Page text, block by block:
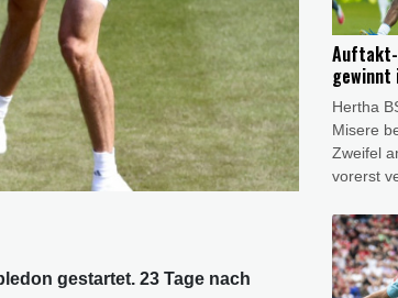
gestartet. 23 Tage nach
einen
Fußballs.
gewinnt
Hertha
Misere
Zweifel
vorerst
Bochum.
trotzte